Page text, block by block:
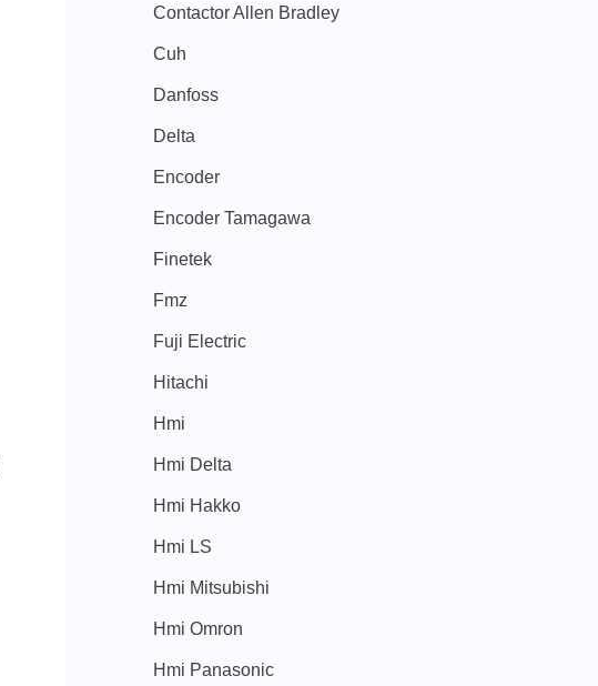
Contactor Allen Bradley
Cuh
Danfoss
Delta
Encoder
Encoder Tamagawa
Finetek
Fmz
Fuji Electric
Hitachi
Hmi
Hmi Delta
Hmi Hakko
Hmi LS
Hmi Mitsubishi
Hmi Omron
Hmi Panasonic